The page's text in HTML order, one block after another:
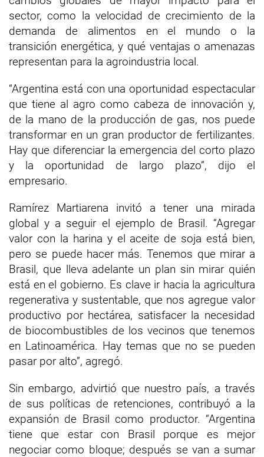
sector, como la velocidad de crecimiento de la
demanda de alimentos en el mundo o la
transición energética, y qué ventajas o amenazas
representan para la agroindustria local.
“Argentina está con una oportunidad espectacular
que tiene al agro como cabeza de innovación y,
de la mano de la producción de gas, nos puede
transformar en un gran productor de fertilizantes.
Hay que diferenciar la emergencia del corto plazo
y la oportunidad de largo plazo”, dijo el
empresario.
Ramírez Martiarena invitó a tener una mirada
global y a seguir el ejemplo de Brasil. “Agregar
valor con la harina y el aceite de soja está bien,
pero se puede hacer más. Tenemos que mirar a
Brasil, que lleva adelante un plan sin mirar quién
está en el gobierno. Es clave ir hacia la agricultura
regenerativa y sustentable, que nos agregue valor
productivo por hectárea, satisfacer la necesidad
de biocombustibles de los vecinos que tenemos
en Latinoamérica. Hay temas que no se pueden
pasar por alto”, agregó.
Sin embargo, advirtió que nuestro país, a través
de sus políticas de retenciones, contribuyó a la
expansión de Brasil como productor. “Argentina
tiene que estar con Brasil porque es mejor
negociar como bloque; después se van a sumar